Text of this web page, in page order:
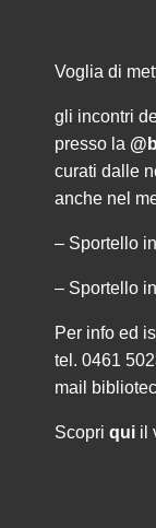
Voglia di
gli incontri
presso la
curati dalle
anche nel
– Sportello
– Sportello
Per info ed
tel. 0461
mail
Scopri qui il